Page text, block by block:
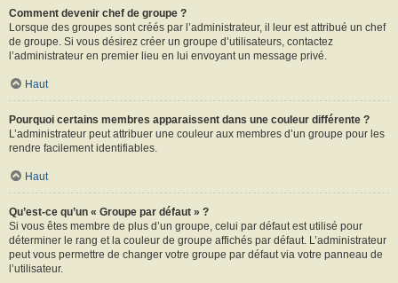
Comment devenir chef de groupe ?
Lorsque des groupes sont créés par l’administrateur, il leur est attribué un chef
de groupe. Si vous désirez créer un groupe d’utilisateurs, contactez
l’administrateur en premier lieu en lui envoyant un message privé.
Haut
Pourquoi certains membres apparaissent dans une couleur différente ?
L’administrateur peut attribuer une couleur aux membres d’un groupe pour les
rendre facilement identifiables.
Haut
Qu’est-ce qu’un « Groupe par défaut » ?
Si vous êtes membre de plus d’un groupe, celui par défaut est utilisé pour
déterminer le rang et la couleur de groupe affichés par défaut. L’administrateur
peut vous permettre de changer votre groupe par défaut via votre panneau de
l’utilisateur.